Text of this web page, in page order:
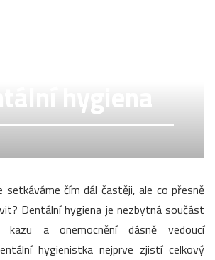
čím dál častěji, ale co přesně
Dentální hygiena je nezbytná součást
kazu a onemocnění dásně vedoucí
hygienistka nejprve zjistí celkový
hygiena